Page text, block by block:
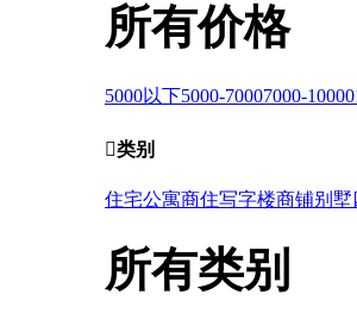
所有价格
5000以下5000-70007000-10000
类别
住宅公寓商住写字楼商铺别墅
所有类别